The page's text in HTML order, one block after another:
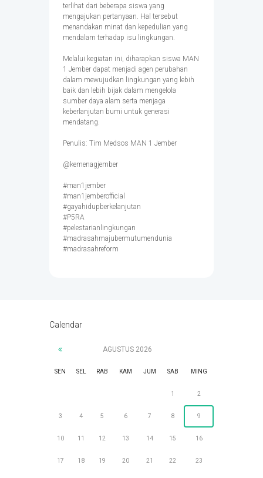
terlihat dari beberapa siswa yang
mengajukan pertanyaan. Hal tersebut
menandakan minat dan kepedulian yang
mendalam terhadap isu lingkungan.
Melalui kegiatan ini, diharapkan siswa MAN
1 Jember dapat menjadi agen perubahan
dalam mewujudkan lingkungan yang lebih
baik dan lebih bijak dalam mengelola
sumber daya alam serta menjaga
keberlanjutan bumi untuk generasi
mendatang.
Penulis: Tim Medsos MAN 1 Jember
@kemenagjember
#man1jember
#man1jemberofficial
#gayahidupberkelanjutan
#P5RA
#pelestarianlingkungan
#madrasahmajubermutumendunia
#madrasahreform
Calendar
AGUSTUS 2026
SEN SEL RAB KAM JUM SAB MING
1 2
3 4 5 6 7 8 9
10 11 12 13 14 15 16
17 18 19 20 21 22 23